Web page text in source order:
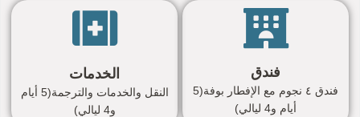
فندق
فندق ٤ نجوم مع الإفطار بوفة(5
أيام و4 ليالي)
الخدمات
النقل والخدمات والترجمة(5 أيام
و4 ليالي)